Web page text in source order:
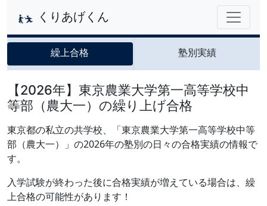
くりあげくん
繰上合格 塾別実績
【2026年】東京農業大学第一高等学校中
等部（農大一）の繰り上げ合格
東京都の私立の共学校、「東京農業大学第一高等学校中等
部（農大一）」の2026年の塾別の日々の合格実績の情報で
す。
入学試験が終わった後に合格実績が増えている場合は、繰
上合格の可能性があります！